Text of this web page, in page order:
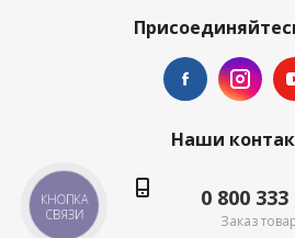
Наши
0 800 333
Заказ
КНОПКА
СВЯЗИ